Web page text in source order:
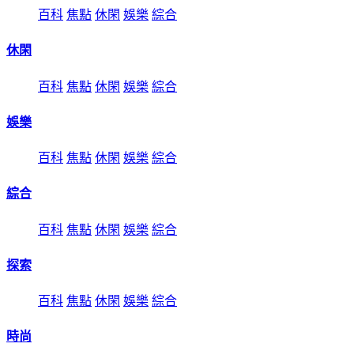
百科 焦點 休閑 娛樂 綜合
休閑
百科 焦點 休閑 娛樂 綜合
娛樂
百科 焦點 休閑 娛樂 綜合
綜合
百科 焦點 休閑 娛樂 綜合
探索
百科 焦點 休閑 娛樂 綜合
時尚